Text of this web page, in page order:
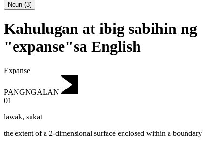
Noun (3)
Kahulugan at ibig sabihin ng
"expanse"sa English
Expanse
PANGNGALAN
01
lawak, sukat
the extent of a 2-dimensional surface enclosed within a boundary